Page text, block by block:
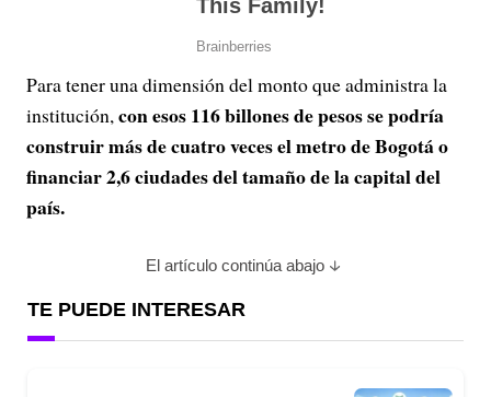
Para tener una dimensión del monto que administra la
institución,con esos 116 billones de pesos se podría
construir más de cuatro veces el metro de Bogotá o
financiar 2,6 ciudades del tamaño de la capital del
país.
El artículo continúa abajo
TE PUEDE INTERESAR